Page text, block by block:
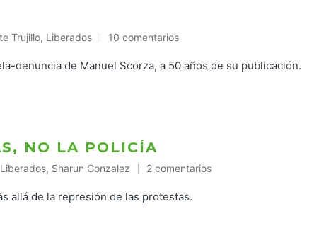
Trujillo, Liberados 10 comentarios
denuncia de Manuel Scorza, a 50 años de su publicación.
NO LA POLICÍA
Publicado
Liberados, Sharun Gonzalez 2 comentarios
allá de la represión de las protestas.